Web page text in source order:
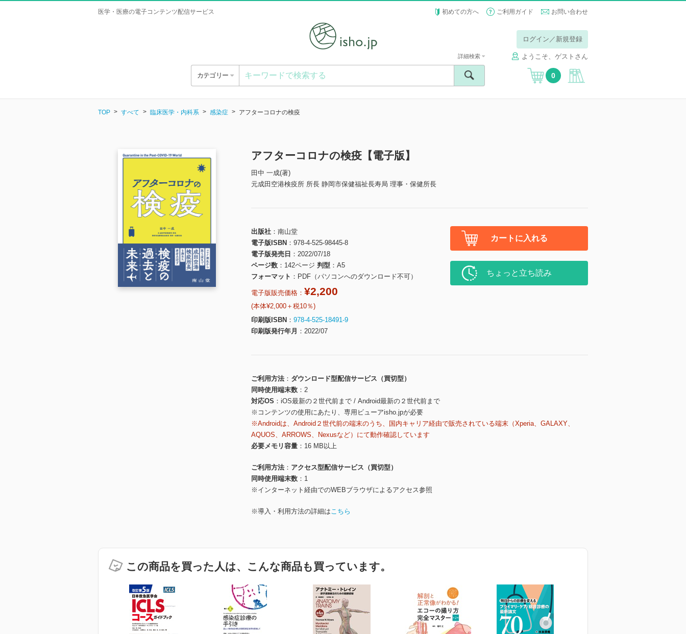
医学・医療の電子コンテンツ配信サービス 初めての方へ ご利用ガイド お問い合わせ
ログイン／新規登録
ようこそ、ゲストさん
カテゴリー
詳細検索
0
TOP すべて 臨床医学・内科系 感染症 アフターコロナの検疫
アフターコロナの検疫【電子版】
田中 一成(著)
元成田空港検疫所 所長 静岡市保健福祉長寿局 理事・保健所長
出版社
南山堂
電子版ISBN
978-4-525-98445-8
電子版発売日
2022/07/18
ページ数
142ページ 判型
A5
フォーマット
PDF（パソコンへのダウンロード不可）
電子版販売価格： ¥2,200
(本体¥2,000＋税10％)
印刷版ISBN
978-4-525-18491-9
印刷版発行年月
2022/07
カートに入れる
ちょっと立ち読み
ご利用方法
ダウンロード型配信サービス（買切型）
同時使用端末数
2
対応OS
iOS最新の２世代前まで / Android最新の２世代前まで
※コンテンツの使用にあたり、専用ビューアisho.jpが必要
※Androidは、Android２世代前の端末のうち、国内キャリア経由で販売されている端末（Xperia、GALAXY、
AQUOS、ARROWS、Nexusなど）にて動作確認しています
必要メモリ容量
16 MB以上
ご利用方法
アクセス型配信サービス（買切型）
同時使用端末数
1
※インターネット経由でのWEBブラウザによるアクセス参照
※導入・利用方法の詳細はこちら
この商品を買った人は、こんな商品も買っています。